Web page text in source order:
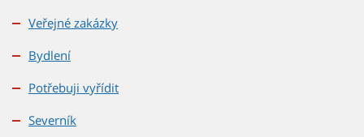
Veřejné zakázky
Bydlení
Potřebuji vyřídit
Severník